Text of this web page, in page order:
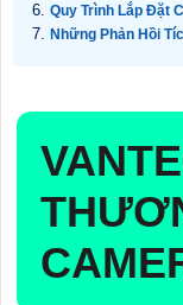
Quy Trình Lắp Đặt
Những Phản Hồi